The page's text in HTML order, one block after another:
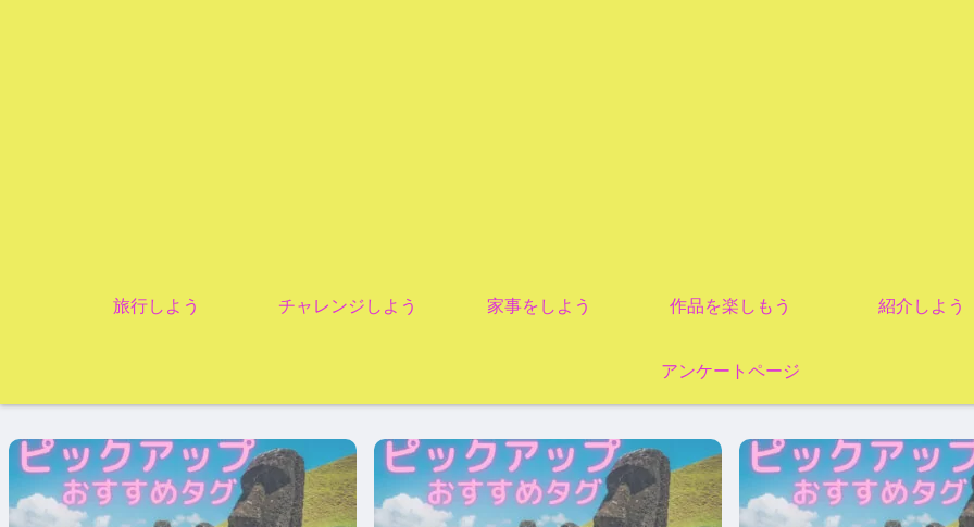
旅行しよう チャレンジしよう 家事をしよう 作品を楽しもう 紹介しよう
アンケートページ